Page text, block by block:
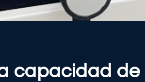
capacidad